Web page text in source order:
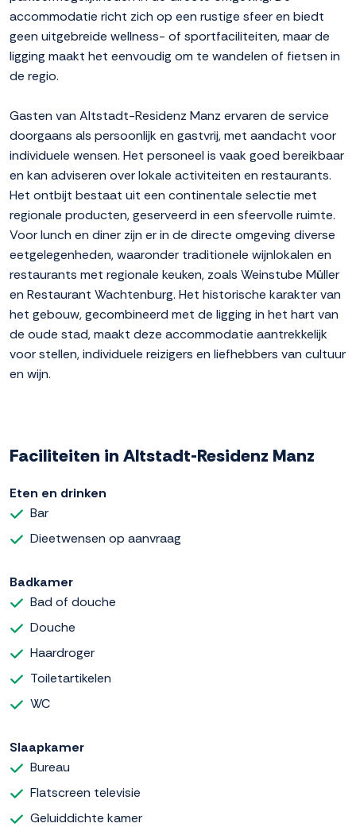
accommodatie richt zich op een rustige sfeer en biedt
geen uitgebreide wellness- of sportfaciliteiten, maar de
ligging maakt het eenvoudig om te wandelen of fietsen in
de regio.
Gasten van Altstadt-Residenz Manz ervaren de service
doorgaans als persoonlijk en gastvrij, met aandacht voor
individuele wensen. Het personeel is vaak goed bereikbaar
en kan adviseren over lokale activiteiten en restaurants.
Het ontbijt bestaat uit een continentale selectie met
regionale producten, geserveerd in een sfeervolle ruimte.
Voor lunch en diner zijn er in de directe omgeving diverse
eetgelegenheden, waaronder traditionele wijnlokalen en
restaurants met regionale keuken, zoals Weinstube Müller
en Restaurant Wachtenburg. Het historische karakter van
het gebouw, gecombineerd met de ligging in het hart van
de oude stad, maakt deze accommodatie aantrekkelijk
voor stellen, individuele reizigers en liefhebbers van cultuur
en wijn.
Faciliteiten in Altstadt-Residenz Manz
Eten en drinken
Bar
Dieetwensen op aanvraag
Badkamer
Bad of douche
Douche
Haardroger
Toiletartikelen
WC
Slaapkamer
Bureau
Flatscreen televisie
Geluiddichte kamer